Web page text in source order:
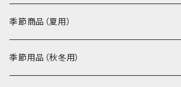
わんのはな
エリール
季節商品（夏用）
季節用品（秋冬用）